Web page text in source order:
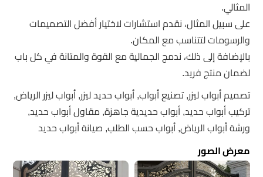
المثالي.
على سبيل المثال، نقدم استشارات لاختيار أفضل التصميمات
والرسومات لتتناسب مع المكان.
بالإضافة إلى ذلك، ندمج الجمالية مع القوة والمتانة في كل باب
لضمان منتج فريد.
تصميم أبواب ليزر, تصنيع أبواب, أبواب حديد ليزر, أبواب ليزر الرياض,
تركيب أبواب حديد, أبواب حديدية جاهزة, مقاول أبواب حديد,
ورشة أبواب الرياض, أبواب حسب الطلب, صيانة أبواب حديد
معرض الصور